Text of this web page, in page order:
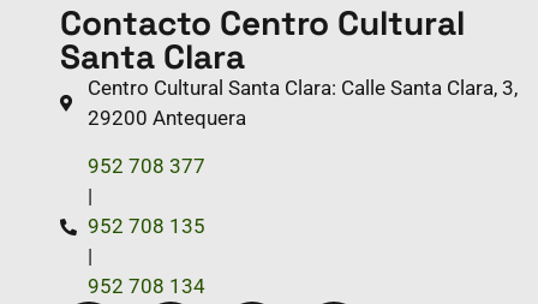
Contacto Centro Cultural
Santa Clara
Centro Cultural Santa Clara: Calle Santa Clara, 3,
29200 Antequera
952 708 377
|
952 708 135
|
952 708 134